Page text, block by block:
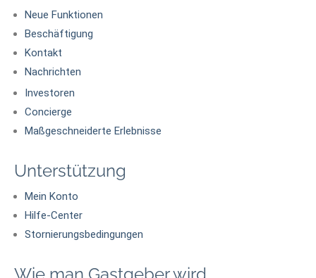
Neue Funktionen
Beschäftigung
Kontakt
Nachrichten
Investoren
Concierge
Maßgeschneiderte Erlebnisse
Unterstützung
Mein Konto
Hilfe-Center
Stornierungsbedingungen